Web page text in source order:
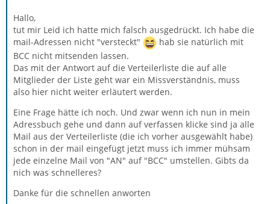
Hallo,
tut mir Leid ich hatte mich falsch ausgedrückt. Ich habe die
mail-Adressen nicht "versteckt"
hab sie natürlich mit
BCC nicht mitsenden lassen.
Das mit der Antwort auf die Verteilerliste die auf alle
Mitglieder der Liste geht war ein Missverständnis, muss
also hier nicht weiter erläutert werden.
Eine Frage hätte ich noch. Und zwar wenn ich nun in mein
Adressbuch gehe und dann auf verfassen klicke sind ja alle
Mail aus der Verteilerliste (die ich vorher ausgewählt habe)
schon in der mail eingefügt jetzt muss ich immer mühsam
jede einzelne Mail von "AN" auf "BCC" umstellen. Gibts da
nich was schnelleres?
Danke für die schnellen anworten